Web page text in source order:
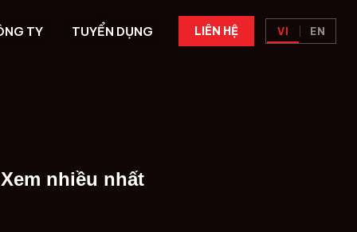
Xem nhiều nhất
TY TUYỂN DỤNG LIÊN HỆ VI EN